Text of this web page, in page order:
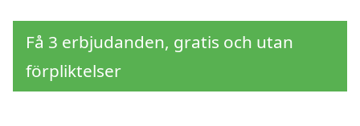
Få 3 erbjudanden, gratis och utan
förpliktelser